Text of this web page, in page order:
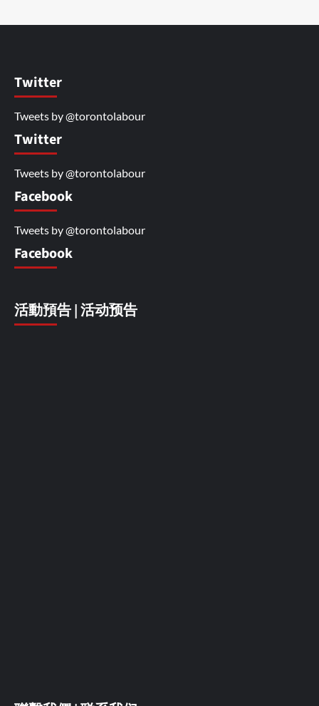
Twitter
Tweets by @torontolabour
Twitter
Tweets by @torontolabour
Facebook
Tweets by @torontolabour
Facebook
活動預告 | 活动预告